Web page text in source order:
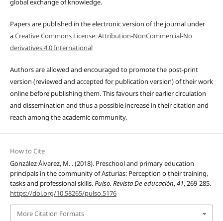
global exchange of knowledge.
Papers are published in the electronic version of the journal under
aCreative Commons License: Attribution-NonCommercial-No
derivatives 4.0 International
Authors are allowed and encouraged to promote the post-print
version (reviewed and accepted for publication version) of their work
online before publishing them. This favours their earlier circulation
and dissemination and thus a possible increase in their citation and
reach among the academic community.
How to Cite
González Álvarez, M. . (2018). Preschool and primary education
principals in the community of Asturias: Perception o their training,
tasks and professional skills.Pulso. Revista De educación,41, 269-285.
https://doi.org/10.58265/pulso.5176
More Citation Formats